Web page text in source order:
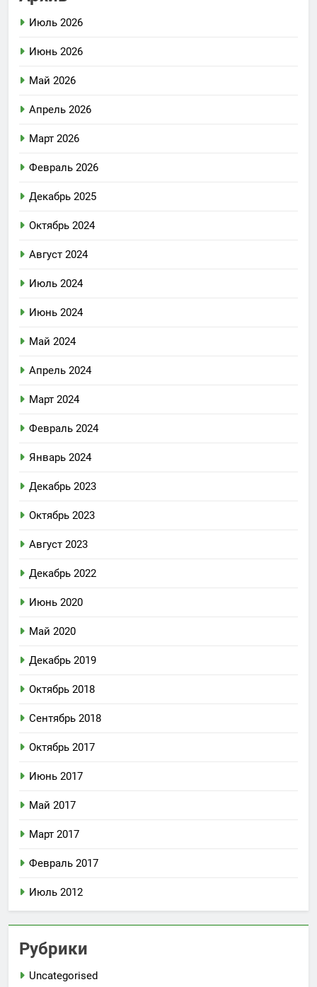
Июль 2026
Июнь 2026
Май 2026
Апрель 2026
Март 2026
Февраль 2026
Декабрь 2025
Октябрь 2024
Август 2024
Июль 2024
Июнь 2024
Май 2024
Апрель 2024
Март 2024
Февраль 2024
Январь 2024
Декабрь 2023
Октябрь 2023
Август 2023
Декабрь 2022
Июнь 2020
Май 2020
Декабрь 2019
Октябрь 2018
Сентябрь 2018
Октябрь 2017
Июнь 2017
Май 2017
Март 2017
Февраль 2017
Июль 2012
Рубрики
Uncategorised